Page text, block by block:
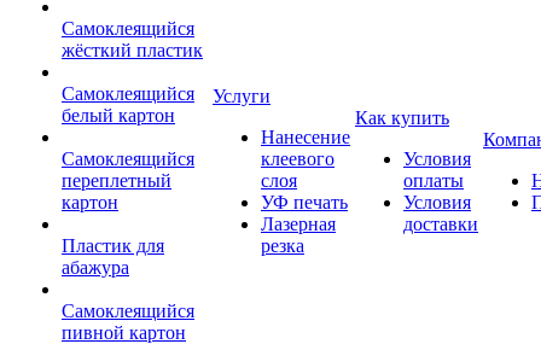
Самоклеящийся
жёсткий пластик
Самоклеящийся
белый картон
Самоклеящийся
переплетный
картон
Пластик для
абажура
Самоклеящийся
пивной картон
Услуги
Нанесение
клеевого
слоя
УФ печать
Лазерная
резка
Как купить
Условия
оплаты
Условия
доставки